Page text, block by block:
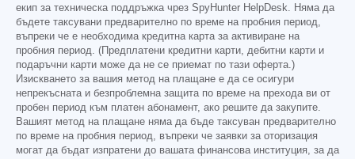
екип за техническа поддръжка чрез SpyHunter HelpDesk. Няма да
бъдете таксувани предварително по време на пробния период,
въпреки че е необходима кредитна карта за активиране на
пробния период. (Предплатени кредитни карти, дебитни карти и
подаръчни карти може да не се приемат по тази оферта.)
Изискването за вашия метод на плащане е да се осигури
непрекъсната и безпроблемна защита по време на прехода ви от
пробен период към платен абонамент, ако решите да закупите.
Вашият метод на плащане няма да бъде таксуван предварително
по време на пробния период, въпреки че заявки за оторизация
могат да бъдат изпратени до вашата финансова институция, за да